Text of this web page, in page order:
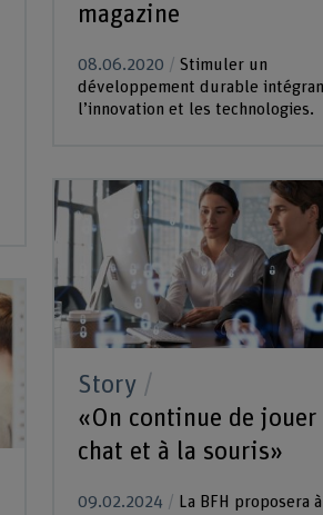
magazine
08.06.2020
Stimuler un
développement durable
l’innovation et les technologies.
Story
«On continue de jouer
chat et à la souris»
09.02.2024
La BFH proposera à